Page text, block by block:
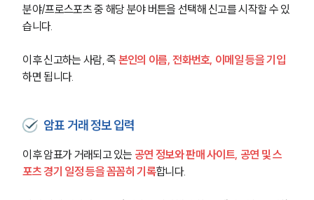
분야/프로스포츠 중 해당 분야 버튼을 선택해 신고를 시작할 수 있
습니다.
이후 신고하는 사람, 즉 본인의 이름, 전화번호, 이메일 등을 기입
하면 됩니다.
암표 거래 정보 입력
이후 암표가 거래되고 있는 공연 정보와 판매 사이트, 공연 및 스
포츠 경기 일정 등을 꼼꼼히 기록합니다.